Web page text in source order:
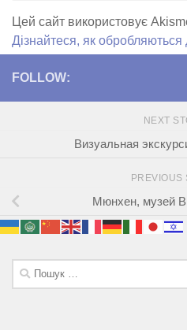
Цей сайт використовує
Дізнайтеся, як
FOLLOW:
NEXT
Визуальная
PREVIOUS
Мюнхен, музей
Пошук: